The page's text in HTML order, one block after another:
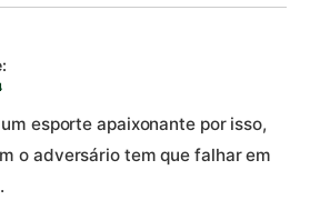
esporte apaixonante por isso,
o adversário tem que falhar em